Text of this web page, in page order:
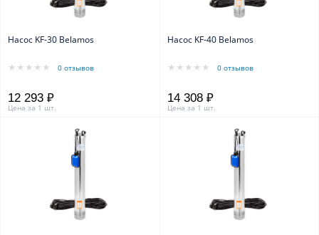
Насос KF-30 Belamos
0 отзывов
12 293 ₽
Цена за 1 шт.
Насос KF-40 Belamos
0 отзывов
14 308 ₽
Цена за 1 шт.